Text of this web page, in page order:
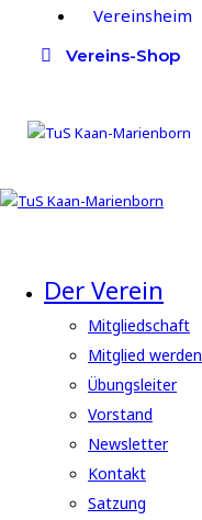
Vereinsheim
Vereins-Shop
Der Verein
Mitgliedschaft
Mitglied werden
Übungsleiter
Vorstand
Newsletter
Kontakt
Satzung